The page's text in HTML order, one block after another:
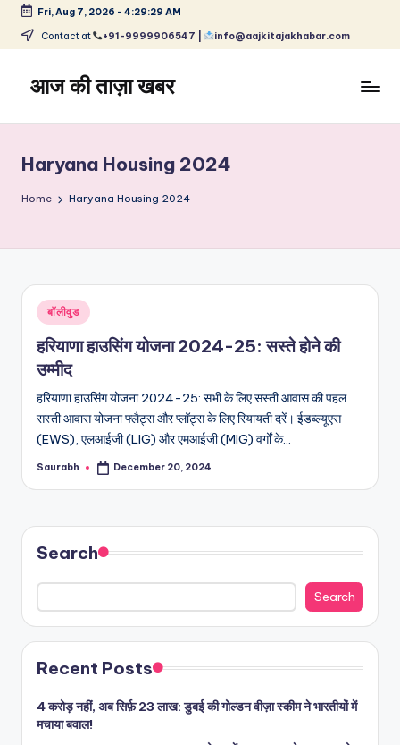
Skip
content
Fri, Aug 7, 2026 - 4:29:29 AM
Contact at +91-9999906547 | info@aajkitajakhabar.com
आज की ताज़ा खबर
ताज़ा
समाचार
–
और
विश्व
Haryana Housing 2024
Home Haryana Housing 2024
Posted
in
बॉलीवुड
हरियाणा हाउसिंग योजना 2024-25: सस्ते होने की
उम्मीद
हरियाणा हाउसिंग योजना 2024-25: सभी के लिए सस्ती आवास की पहल
सस्ती आवास योजना फ्लैट्स और प्लॉट्स के लिए रियायती दरें। ईडब्ल्यूएस
(EWS), एलआईजी (LIG) और एमआईजी (MIG) वर्गों के…
Posted
Saurabh December 20, 2024
Search
Search
Recent Posts
4 करोड़ नहीं, अब सिर्फ़ 23 लाख: डुबई की गोल्डन वीज़ा स्कीम ने भारतीयों में
मचाया बवाल!